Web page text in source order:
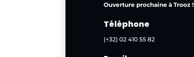
Ouverture prochaine à Trooz !
Téléphone
(+32) 02 410 55 82